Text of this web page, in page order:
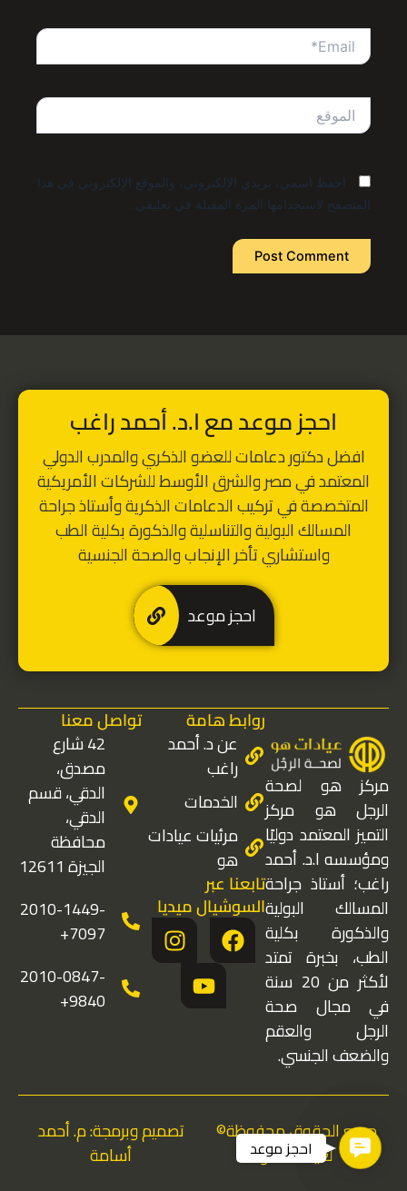
احفظ اسمي، بريدي الإلكتروني، والموقع الإلكتروني في هذا
المتصفح لاستخدامها المرة المقبلة في تعليقي.
احجز موعد مع ا.د. أحمد راغب
افضل دكتور دعامات للعضو الذكريوالمدرب الدولي
المعتمد في مصر والشرق الأوسط للشركات الأمريكية
المتخصصة في تركيب الدعامات الذكريةوأستاذ جراحة
المسالك البولية والتناسلية والذكورة بكلية الطب
واستشاري تأخر الإنجاب والصحة الجنسية
احجز موعد
مركز هو لصحة
الرجل هو مركز
التميز المعتمد دوليًا
ومؤسسه ا.د. أحمد
راغب؛ أستاذ جراحة
المسالك البولية
والذكورة بكلية
الطب، بخبرة تمتد
لأكثر من 20 سنة
في مجال صحة
الرجل والعقم
والضعف الجنسي.
روابط هامة
عن د. أحمد
راغب
الخدمات
مرئيات عيادات
هو
تابعنا عبر
السوشيال ميديا
F
a
c
I
n
Y
u
t
تواصل معنا
42 شارع
مصدق،
الدقي، قسم
الدقي،
محافظة
الجيزة 12611
2010-1449-
7097+
2010-0847-
9840+
جميع الحقوق محفوظة©
لعيادات هو
تصميم وبرمجة: م. أحمد
أسامة
Contact Usاحجز موعد